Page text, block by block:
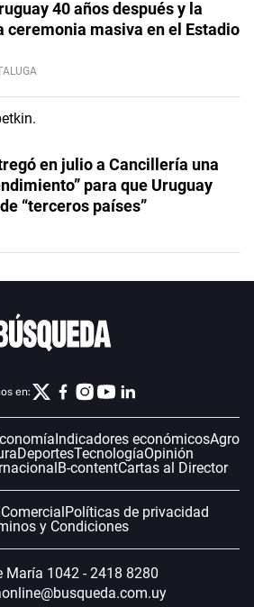
40 años después y la
ceremonia masiva en el Estadio
en julio a Cancillería una
para que Uruguay
“terceros países”
en:
Indicadores económicosAgro
DeportesTecnologíaOpinión
B-contentCartas al Director
ComercialPolíticas de privacidad
y Condiciones
María 1042 - 2418 8280